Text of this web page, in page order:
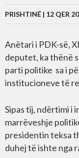
PRISHTINË | 12 QER
Anëtari i PDK-së,
deputet, ka thënë
parti politike sa i
institucioneve të
Sipas tij, ndërtimi i
marrëveshje
presidentin teksa
duhej të ishte nga